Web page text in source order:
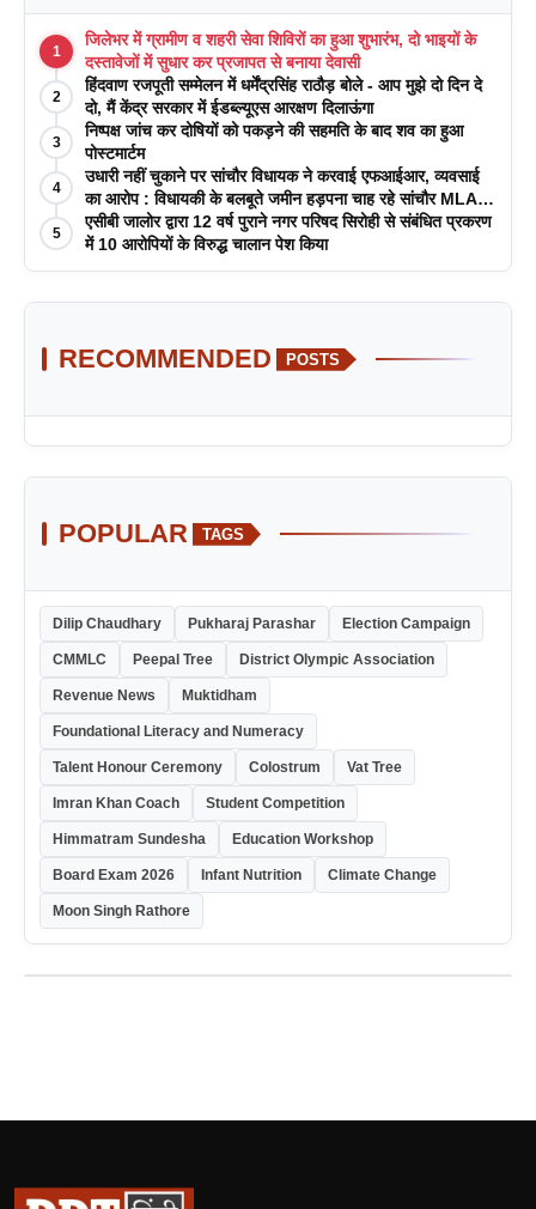
1
जिलेभर में ग्रामीण व शहरी सेवा शिविरों का हुआ शुभारंभ, दो भाइयों के
दस्तावेजों में सुधार कर प्रजापत से बनाया देवासी
2
हिंदवाण रजपूती सम्मेलन में धर्मेंद्रसिंह राठौड़ बोले - आप मुझे दो दिन दे
दो, मैं केंद्र सरकार में ईडब्ल्यूएस आरक्षण दिलाऊंगा
3
निष्पक्ष जांच कर दोषियों को पकड़ने की सहमति के बाद शव का हुआ
पोस्टमार्टम
4
उधारी नहीं चुकाने पर सांचौर विधायक ने करवाई एफआईआर, व्यवसाई
का आरोप : विधायकी के बलबूते जमीन हड़पना चाह रहे सांचौर MLA
जीवाराम !
5
एसीबी जालोर द्वारा 12 वर्ष पुराने नगर परिषद सिरोही से संबंधित प्रकरण
में 10 आरोपियों के विरुद्ध चालान पेश किया
RECOMMENDED POSTS
POPULAR TAGS
Dilip Chaudhary Pukharaj Parashar Election Campaign
CMMLC Peepal Tree District Olympic Association
Revenue News Muktidham
Foundational Literacy and Numeracy
Talent Honour Ceremony Colostrum Vat Tree
Imran Khan Coach Student Competition
Himmatram Sundesha Education Workshop
Board Exam 2026 Infant Nutrition Climate Change
Moon Singh Rathore